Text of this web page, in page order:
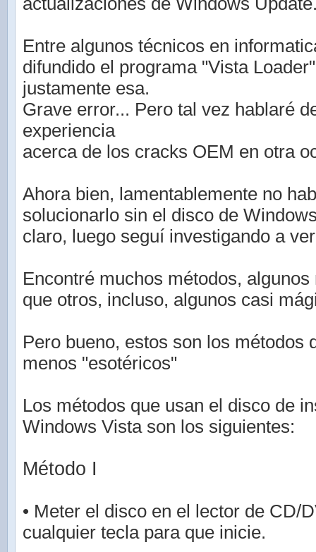
Entre algunos técnicos en
difundido el programa "Vista
justamente esa.
Grave error... Pero tal vez hablaré
experiencia
acerca de los cracks OEM en otra
Ahora bien, lamentablemente no
solucionarlo sin el disco de
claro, luego seguí investigando a
Encontré muchos métodos,
que otros, incluso, algunos casi
Pero bueno, estos son los métodos
menos "esotéricos"
Los métodos que usan el disco de
Windows Vista son los siguientes:
Método I
• Meter el disco en el lector de CD/
cualquier tecla para que inicie.